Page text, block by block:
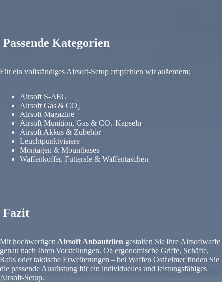
Passende Kategorien
Für ein vollständiges Airsoft-Setup empfehlen wir außerdem:
Airsoft S-AEG
Airsoft Gas & CO₂
Airsoft Magazine
Airsoft Munition, Gas & CO₂-Kapseln
Airsoft Akkus & Zubehör
Leuchtpunktvisiere
Montagen & Mountbases
Waffenkoffer, Futterale & Waffentaschen
Fazit
Mit hochwertigen Airsoft Anbauteilen gestalten Sie Ihre Airsoftwaffe
genau nach Ihren Vorstellungen. Ob ergonomische Griffe, Schäfte,
Rails oder taktische Erweiterungen – bei Waffen Ostheimer finden Sie
die passende Ausrüstung für ein individuelles und leistungsfähiges
Airsoft-Setup.